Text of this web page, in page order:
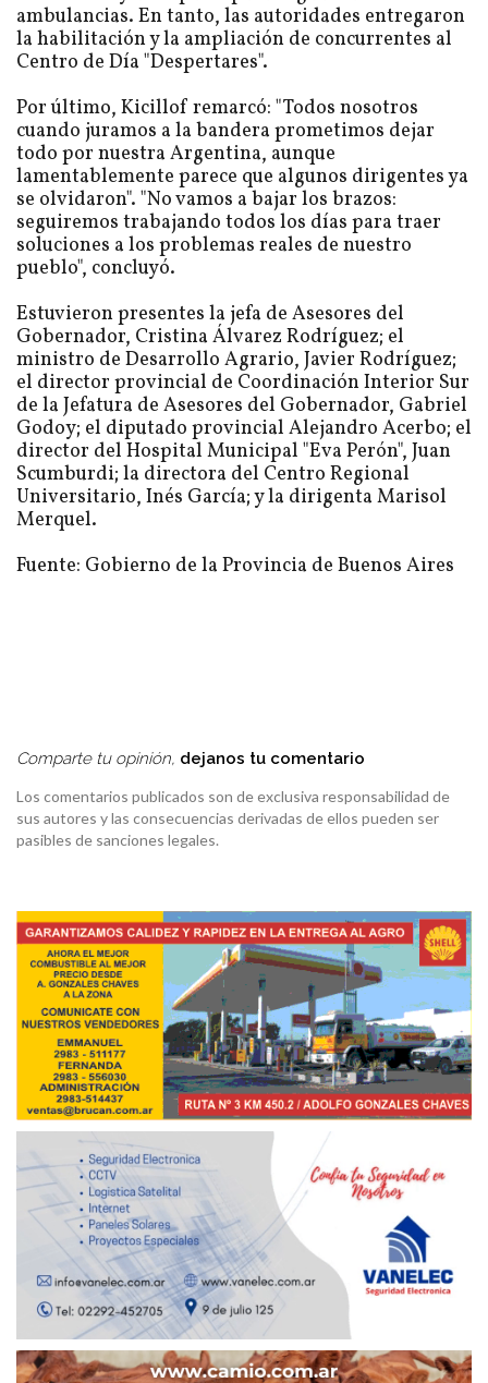
ambulancias. En tanto, las autoridades entregaron
la habilitación y la ampliación de concurrentes al
Centro de Día "Despertares".
Por último, Kicillof remarcó: "Todos nosotros
cuando juramos a la bandera prometimos dejar
todo por nuestra Argentina, aunque
lamentablemente parece que algunos dirigentes ya
se olvidaron". "No vamos a bajar los brazos:
seguiremos trabajando todos los días para traer
soluciones a los problemas reales de nuestro
pueblo", concluyó.
Estuvieron presentes la jefa de Asesores del
Gobernador, Cristina Álvarez Rodríguez; el
ministro de Desarrollo Agrario, Javier Rodríguez;
el director provincial de Coordinación Interior Sur
de la Jefatura de Asesores del Gobernador, Gabriel
Godoy; el diputado provincial Alejandro Acerbo; el
director del Hospital Municipal "Eva Perón", Juan
Scumburdi; la directora del Centro Regional
Universitario, Inés García; y la dirigenta Marisol
Merquel.
Fuente: Gobierno de la Provincia de Buenos Aires
Comparte tu opinión, dejanos tu comentario
Los comentarios publicados son de exclusiva responsabilidad de
sus autores y las consecuencias derivadas de ellos pueden ser
pasibles de sanciones legales.